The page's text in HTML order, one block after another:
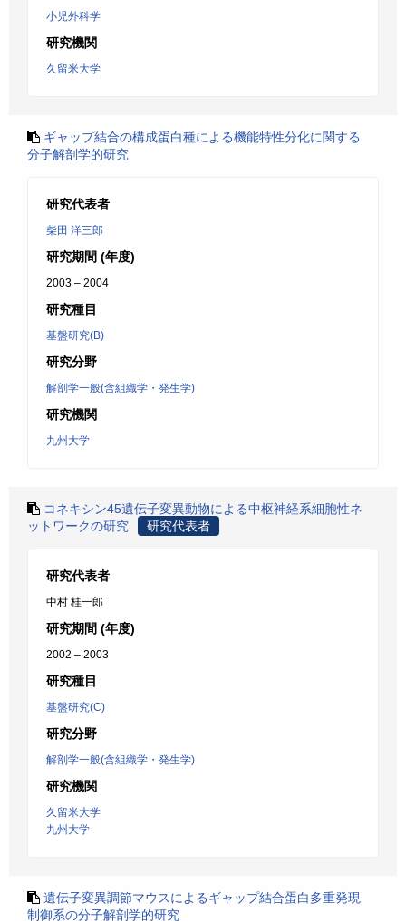
小児外科学
研究機関
久留米大学
ギャップ結合の構成蛋白種による機能特性分化に関する
分子解剖学的研究
研究代表者
柴田 洋三郎
研究期間 (年度)
2003 – 2004
研究種目
基盤研究(B)
研究分野
解剖学一般(含組織学・発生学)
研究機関
九州大学
コネキシン45遺伝子変異動物による中枢神経系細胞性ネ
ットワークの研究
研究代表者
研究代表者
中村 桂一郎
研究期間 (年度)
2002 – 2003
研究種目
基盤研究(C)
研究分野
解剖学一般(含組織学・発生学)
研究機関
久留米大学
九州大学
遺伝子変異調節マウスによるギャップ結合蛋白多重発現
制御系の分子解剖学的研究